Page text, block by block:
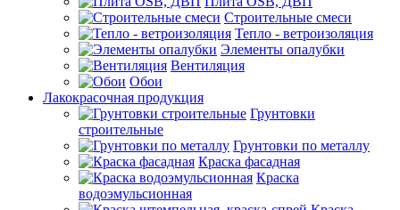
Строительные смеси
Тепло - ветроизоляция
Элементы опалубки
Вентиляция
Обои
Лакокрасочная продукция
Грунтовки
строительные
Грунтовки по металлу
Краска фасадная
Краска
водоэмульсионная